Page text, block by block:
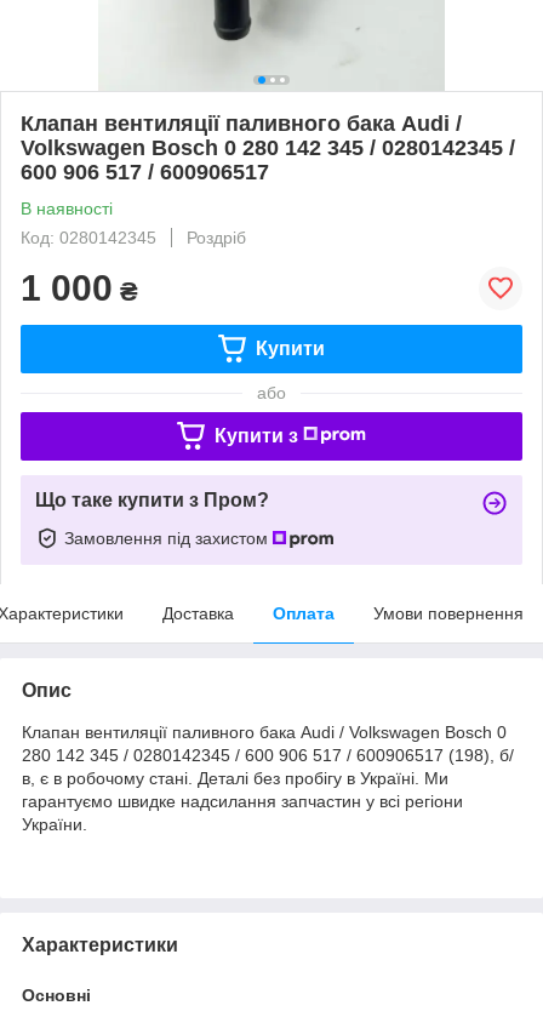
Клапан вентиляції паливного бака Audi /
Volkswagen Bosch 0 280 142 345 / 0280142345 /
600 906 517 / 600906517
В наявності
Код: 0280142345
Роздріб
1 000 ₴
Купити
або
Купити з
Що таке купити з Пром?
Замовлення під захистом
Доставка Оплата Умови повернення
Опис
Клапан вентиляції паливного бака Audi / Volkswagen Bosch 0
280 142 345 / 0280142345 / 600 906 517 / 600906517 (198), б/
в, є в робочому стані. Деталі без пробігу в Україні. Ми
гарантуємо швидке надсилання запчастин у всі регіони
України.
Характеристики
Основні